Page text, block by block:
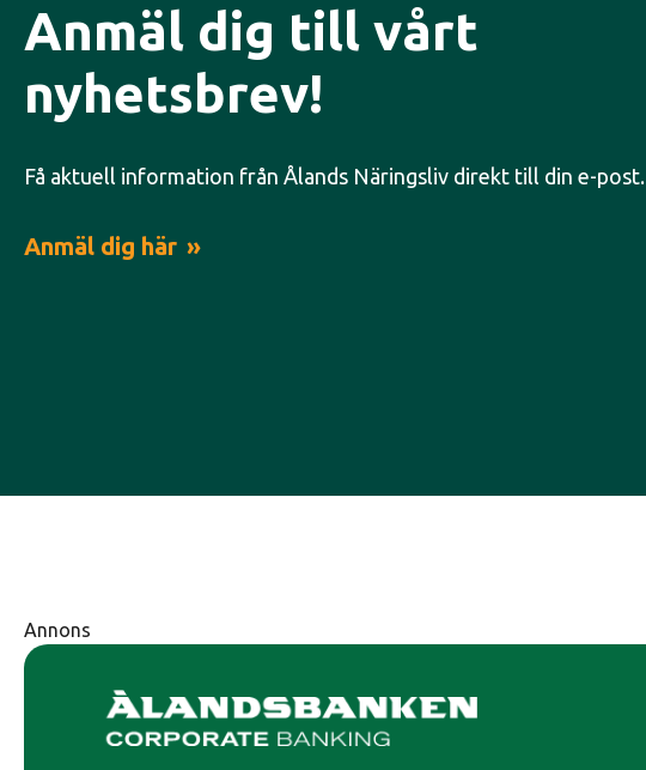
Anmäl dig till vårt
nyhetsbrev!
Få aktuell information från Ålands Näringsliv direkt till din e-post.
Anmäl dig här
Annons